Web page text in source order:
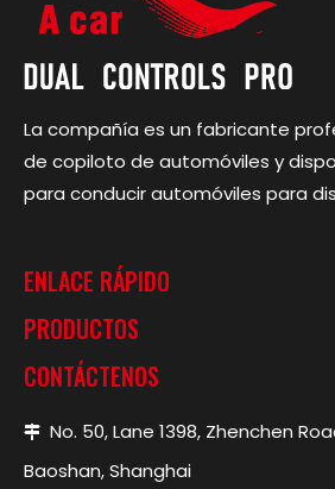
La compañía es un fabricante
de copiloto de automóviles y
para conducir automóviles para
ENLACE RÁPIDO
PRODUCTOS
CONTÁCTENOS
 No. 50, Lane 1398, Zhenchen
Baoshan, Shanghai